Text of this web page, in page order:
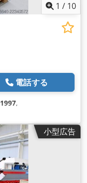
1 / 10
電話する
1997,
小型広告